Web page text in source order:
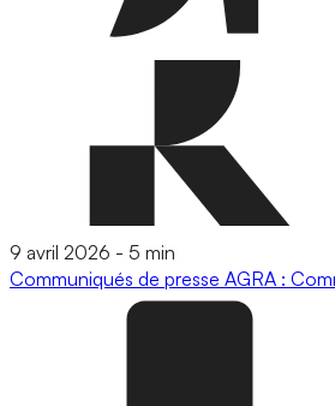
9 avril 2026 - 5 min
Communiqués de presse AGRA :